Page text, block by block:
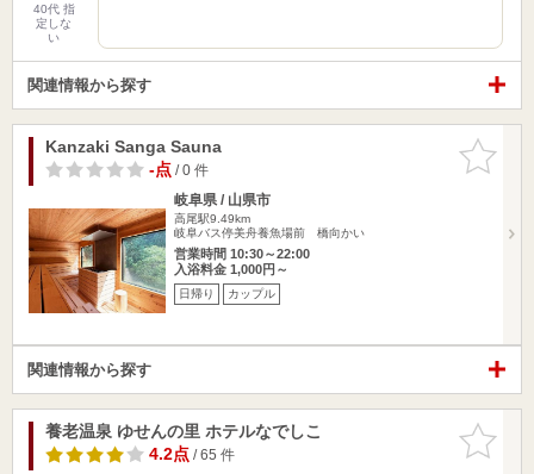
40代 指
定しな
い
関連情報から探す
お気に入
りに追加
Kanzaki Sanga Sauna
-点/ 0 件
岐阜県 / 山県市
高尾駅9.49km
岐阜バス停美舟養魚場前 橋向かい
営業時間 10:30～22:00
入浴料金 1,000円～
日帰り カップル
関連情報から探す
お気に入
りに追加
養老温泉 ゆせんの里 ホテルなでしこ
4.2点/ 65 件